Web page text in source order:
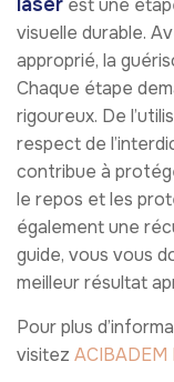
laser est une
visuelle durable.
approprié, la
Chaque étape
rigoureux. De
respect de
contribue à
le repos et les
également une
guide, vous vous
meilleur résultat
Pour plus
visitez